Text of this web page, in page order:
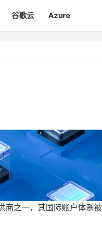
谷歌云 Azure
商之一，其国际账户体系